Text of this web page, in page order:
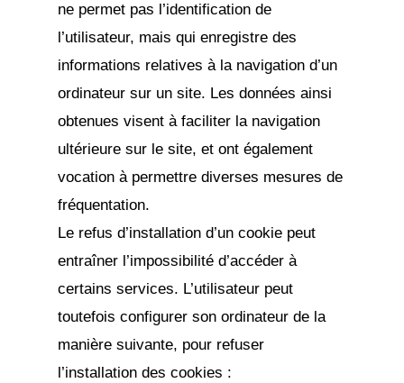
ne permet pas l’identification de
l’utilisateur, mais qui enregistre des
informations relatives à la navigation d’un
ordinateur sur un site. Les données ainsi
obtenues visent à faciliter la navigation
ultérieure sur le site, et ont également
vocation à permettre diverses mesures de
fréquentation.
Le refus d’installation d’un cookie peut
entraîner l’impossibilité d’accéder à
certains services. L’utilisateur peut
toutefois configurer son ordinateur de la
manière suivante, pour refuser
l’installation des cookies :